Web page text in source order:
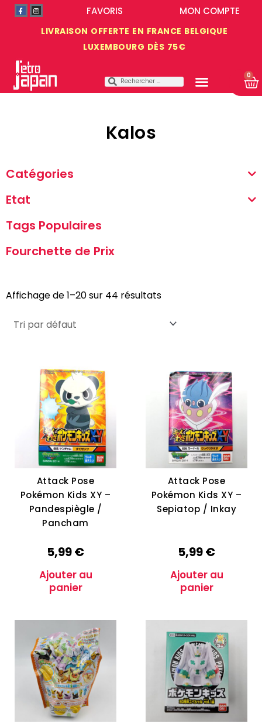
LIVRAISON OFFERTE EN FRANCE BELGIQUE
LUXEMBOURG DÈS 75€
MON COMPTE
FAVORIS
0
Kalos
Catégories
Etat
Tags Populaires
Fourchette de Prix
Affichage de 1–20 sur 44 résultats
Attack Pose
Pokémon Kids XY –
Pandespiègle /
Pancham
5,99€
Ajouter au
panier
Attack Pose
Pokémon Kids XY –
Sepiatop / Inkay
5,99€
Ajouter au
panier